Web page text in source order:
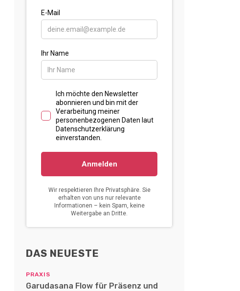
DAS NEUESTE
PRAXIS
Garudasana Flow für Präsenz und